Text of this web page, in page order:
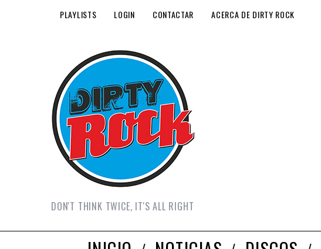
PLAYLISTS LOGIN CONTACTAR ACERCA DE DIRTY ROCK
DON'T THINK TWICE, IT'S ALL RIGHT